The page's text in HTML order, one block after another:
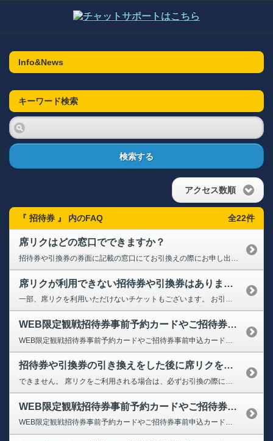
Info&News
キーワード検索
検索する
アクセス数順
『 招待券 』 内のFAQ 全22件
席リクはどの窓口でできますか？
招待券や引換券の券面に記載の窓口にてお引換えの際にお申し出ください。
席リクが利用できない招待券や引換券はありますか？
一部、席リクを利用いただけないチケットもございます。 お引換えの際に窓口にてお尋ねください。
WEB限定観戦招待券事前予約カードやご招待券事前申込カードを予約したい
招待券や引換券の引き換えをした後に席リクを利用することはできますか？
できません。 席リクをご利用される場合は、必ずお引換の際に窓口でお申し出ください。
WEB限定観戦招待券事前予約カードやご招待券事前申込カードの利用可能日（対象日程）はいつですか？
WEB限定観戦招待券事前予約カードやご招待券事前申込カードのご利用可能日（対象日程）につきましては、お申し込み画面にてご確認ください。 ※各日程、受付枚数に限りがございます。予定枚数に達し次第、受付終了となりますので あらかじめご了承ください。